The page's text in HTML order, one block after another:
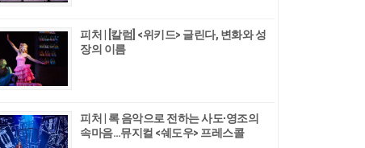
피처 | [칼럼] <위키드> 글린다, 변화와 성
장의 이름
피처 | 록 음악으로 전하는 사도∙영조의
속마음…뮤지컬 <쉐도우> 프레스콜